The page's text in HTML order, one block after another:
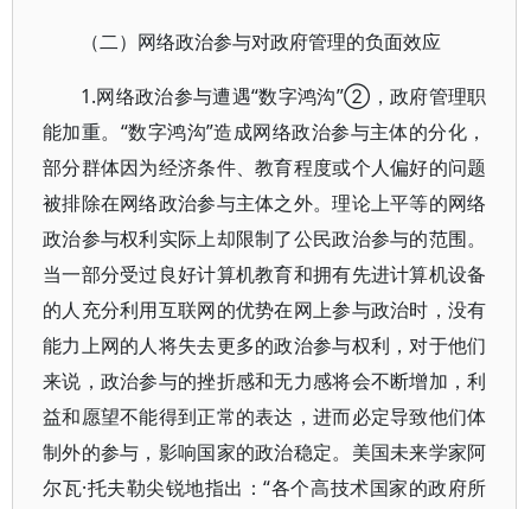
（二）网络政治参与对政府管理的负面效应
1.网络政治参与遭遇“数字鸿沟”②，政府管理职
能加重。“数字鸿沟”造成网络政治参与主体的分化，
部分群体因为经济条件、教育程度或个人偏好的问题
被排除在网络政治参与主体之外。理论上平等的网络
政治参与权利实际上却限制了公民政治参与的范围。
当一部分受过良好计算机教育和拥有先进计算机设备
的人充分利用互联网的优势在网上参与政治时，没有
能力上网的人将失去更多的政治参与权利，对于他们
来说，政治参与的挫折感和无力感将会不断增加，利
益和愿望不能得到正常的表达，进而必定导致他们体
制外的参与，影响国家的政治稳定。美国未来学家阿
尔瓦·托夫勒尖锐地指出：“各个高技术国家的政府所